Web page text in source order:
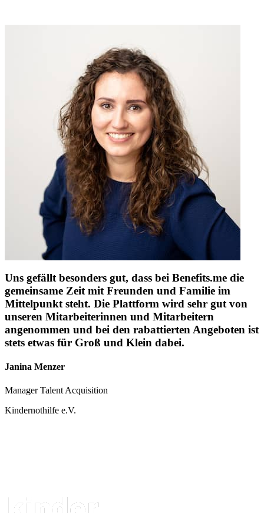
Uns gefällt besonders gut, dass bei Benefits.me die
gemeinsame Zeit mit Freunden und Familie im
Mittelpunkt steht. Die Plattform wird sehr gut von
unseren Mitarbeiterinnen und Mitarbeitern
angenommen und bei den rabattierten Angeboten ist
stets etwas für Groß und Klein dabei.
Janina Menzer
Manager Talent Acquisition
Kindernothilfe e.V.